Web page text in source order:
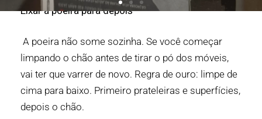
Eixar a poeira para depois
A poeira não some sozinha. Se você começar
limpando o chão antes de tirar o pó dos móveis,
vai ter que varrer de novo. Regra de ouro: limpe de
cima para baixo. Primeiro prateleiras e superfícies,
depois o chão.